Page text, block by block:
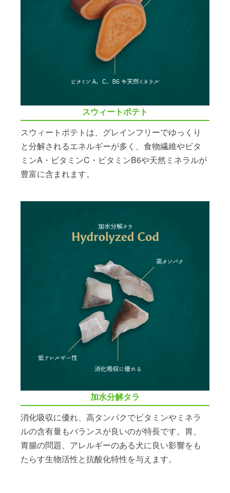
スウィートポテト
スウィートポテトは、グレインフリーでゆっくり
と分解されるエネルギーが多く、食物繊維やビタ
ミンA・ビタミンC・ビタミンB6や天然ミネラルが
豊富に含まれます。
加水分解タラ
消化吸収に優れ、高タンパクでビタミンやミネラ
ルの含有量もバランスが良いのが特長です。胃、
胃腸の問題、アレルギーのある犬に良い影響をも
たらす生物活性と抗酸化特性を与えます。